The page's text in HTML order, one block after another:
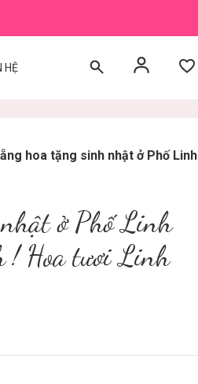
HỆ
hoa tặng sinh nhật ở Phố Linh
ở Phố Linh
! Hoa tươi Linh